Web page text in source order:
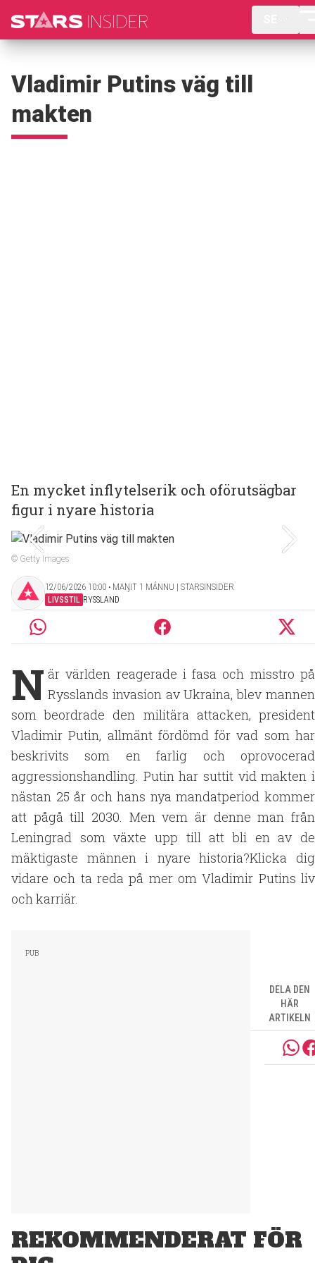
Vladimir Putins väg till
makten
En mycket inflytelserik och oförutsägbar
figur i nyare historia
© Getty Images
12/06/2026 10:00 ‧ MAŊIT 1 MÁNNU | STARSINSIDER
LIVSSTIL RYSSLAND
N är världen reagerade i fasa och misstro på
Rysslands invasion av Ukraina, blev mannen
som beordrade den militära attacken, president
Vladimir Putin, allmänt fördömd för vad som har
beskrivits som en farlig och oprovocerad
aggressionshandling. Putin har suttit vid makten i
nästan 25 år och hans nya mandatperiod kommer
att pågå till 2030. Men vem är denne man från
Leningrad som växte upp till att bli en av de
mäktigaste männen i nyare historia?Klicka dig
vidare och ta reda på mer om Vladimir Putins liv
och karriär.
DELA DEN
HÄR
ARTIKELN
REKOMMENDERAT FÖR